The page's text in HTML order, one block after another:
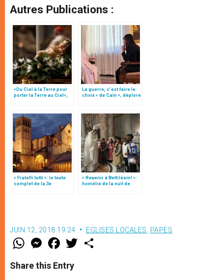
Autres Publications :
«Du Ciel à la Terre pour
porter la Terre au Ciel»,
La guerre, c’est faire le
choix « de Caïn », déplore
« Fratelli tutti »: le texte
complet de la 3e
« Revenir à Bethléem! »:
homélie de la nuit de
Noël (texte complet)
JUIN 12, 2018 19:24 EGLISES LOCALES PAPES
W
t
s
M
e
s
e
F
a
e
b
w
Share this Entry